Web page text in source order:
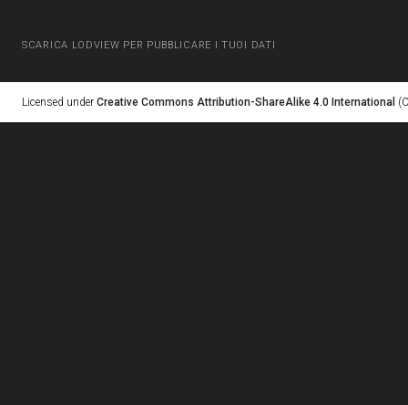
SCARICA LODVIEW PER PUBBLICARE I TUOI DATI
Licensed under Creative Commons Attribution-ShareAlike 4.0 International